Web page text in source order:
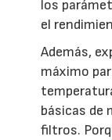
los
el
Además,
máximo
básicas de
filtros.